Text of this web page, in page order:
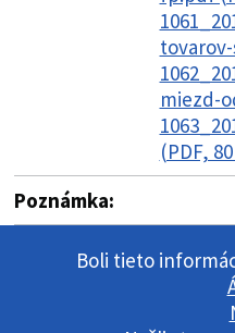
miezd-
(PDF,
Poznámka:
Boli tieto